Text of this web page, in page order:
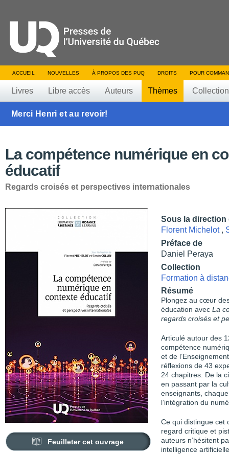
ACCUEIL NOUVELLES À PROPOS DES PUQ DROITS POUR
Livres Libre accès Auteurs Thèmes
Merci Henri et au revoir!
La compétence numérique en
éducatif
Regards croisés et perspectives internationales
Feuilleter cet ouvrage
Sous la direction
Florent Michelot,
Préface de
Daniel Peraya
Collection
Formation à
Résumé
Plongez au cœur
éducation avec La
regards croisés et
Articulé autour des
compétence
et de
réflexions de 43
24 chapitres. De la
en passant par la
enseignants,
l’intégration du
Ce qui distingue cet
regard critique et
auteurs n’hésitent
intelligence